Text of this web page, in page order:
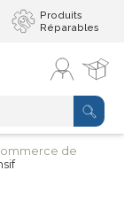
Produits
Réparables
de